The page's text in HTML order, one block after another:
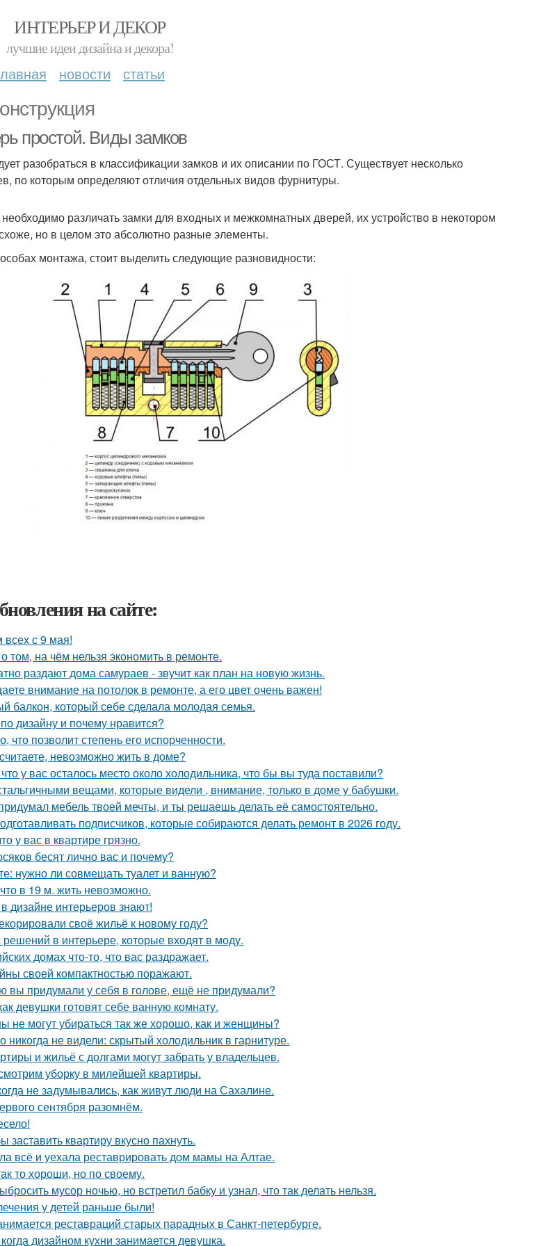
ИНТЕРЬЕР И ДЕКОР
лучшие идеи дизайна и декора!
новости статьи
простой. Виды замков
разобраться в классификации замков и их описании по ГОСТ. Существует несколько
по которым определяют отличия отдельных видов фурнитуры.
различать замки для входных и межкомнатных дверей, их устройство в некотором
но в целом это абсолютно разные элементы.
монтажа, стоит выделить следующие разновидности:
на сайте:
с 9 мая!
том, на чём нельзя экономить в ремонте.
раздают дома самураев - звучит как план на новую жизнь.
внимание на потолок в ремонте, а его цвет очень важен!
балкон, который себе сделала молодая семья.
дизайну и почему нравится?
что позволит степень его испорченности.
невозможно жить в доме?
у вас осталось место около холодильника, что бы вы туда поставили?
вещами, которые видели , внимание, только в доме у бабушки.
мебель твоей мечты, и ты решаешь делать её самостоятельно.
подписчиков, которые собираются делать ремонт в 2026 году.
у вас в квартире грязно.
бесят лично вас и почему?
нужно ли совмещать туалет и ванную?
в 19 м. жить невозможно.
дизайне интерьеров знают!
своё жильё к новому году?
в интерьере, которые входят в моду.
домах что-то, что вас раздражает.
своей компактностью поражают.
вы придумали у себя в голове, ещё не придумали?
девушки готовят себе ванную комнату.
не могут убираться так же хорошо, как и женщины?
никогда не видели: скрытый холодильник в гарнитуре.
и жильё с долгами могут забрать у владельцев.
уборку в милейшей квартиры.
не задумывались, как живут люди на Сахалине.
сентября разомнём.
заставить квартиру вкусно пахнуть.
всё и уехала реставрировать дом мамы на Алтае.
то хороши, но по своему.
мусор ночью, но встретил бабку и узнал, что так делать нельзя.
у детей раньше были!
реставраций старых парадных в Санкт-петербурге.
дизайном кухни занимается девушка.